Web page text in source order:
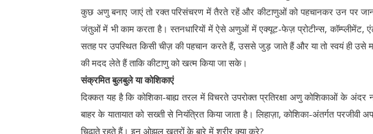
कुछ अणु बनाए जाएं तो रक्त परिसंचरण में तैरते रहें और कीटाणुओं को पहचानकर उन पर
जंतुओं में भी काम करता है। स्तनधारियों में ऐसे अणुओं में एक्यूट-फेज़ प्रोटीन्स, कॉम्प्लीमेंट,
सतह पर उपस्थित किसी चीज़ की पहचान करते हैं, उससे जुड़ जाते हैं और या तो स्वयं ही
की मदद लेते हैं ताकि कीटाणु को खत्म किया जा सके।
संक्रमित बुलबुले या कोशिकाएं
दिक्कत यह है कि कोशिका-बाह्य तरल में विचरते उपरोक्त प्रतिरक्षा अणु कोशिकाओं के
बाहर के यातायात को सख्ती से नियंत्रित किया जाता है। लिहाज़ा, कोशिका-अंतर्गत परजीवी
चिढ़ाते रहते हैं। इन ओझल खतरों के बारे में शरीर क्या करे?